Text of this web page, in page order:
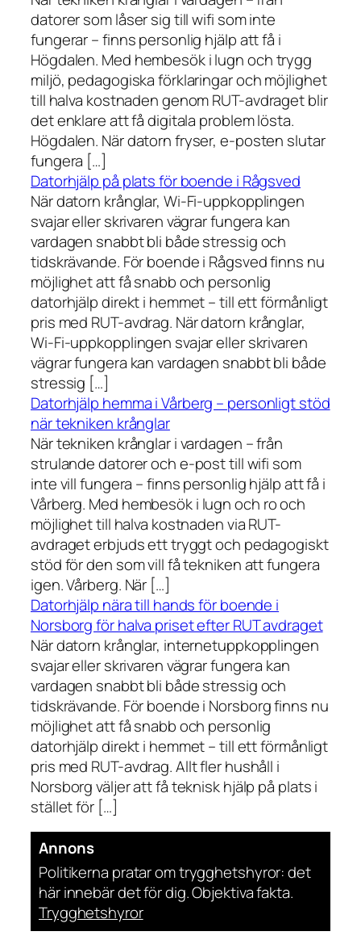
datorer som låser sig till wifi som inte
fungerar – finns personlig hjälp att få i
Högdalen. Med hembesök i lugn och trygg
miljö, pedagogiska förklaringar och möjlighet
till halva kostnaden genom RUT-avdraget blir
det enklare att få digitala problem lösta.
Högdalen. När datorn fryser, e-posten slutar
fungera […]
Datorhjälp på plats för boende i Rågsved
När datorn krånglar, Wi-Fi-uppkopplingen
svajar eller skrivaren vägrar fungera kan
vardagen snabbt bli både stressig och
tidskrävande. För boende i Rågsved finns nu
möjlighet att få snabb och personlig
datorhjälp direkt i hemmet – till ett förmånligt
pris med RUT-avdrag. När datorn krånglar,
Wi-Fi-uppkopplingen svajar eller skrivaren
vägrar fungera kan vardagen snabbt bli både
stressig […]
Datorhjälp hemma i Vårberg – personligt stöd
när tekniken krånglar
När tekniken krånglar i vardagen – från
strulande datorer och e-post till wifi som
inte vill fungera – finns personlig hjälp att få i
Vårberg. Med hembesök i lugn och ro och
möjlighet till halva kostnaden via RUT-
avdraget erbjuds ett tryggt och pedagogiskt
stöd för den som vill få tekniken att fungera
igen. Vårberg. När […]
Datorhjälp nära till hands för boende i
Norsborg för halva priset efter RUT avdraget
När datorn krånglar, internetuppkopplingen
svajar eller skrivaren vägrar fungera kan
vardagen snabbt bli både stressig och
tidskrävande. För boende i Norsborg finns nu
möjlighet att få snabb och personlig
datorhjälp direkt i hemmet – till ett förmånligt
pris med RUT-avdrag. Allt fler hushåll i
Norsborg väljer att få teknisk hjälp på plats i
stället för […]
Annons
Politikerna pratar om trygghetshyror: det
här innebär det för dig. Objektiva fakta.
Trygghetshyror